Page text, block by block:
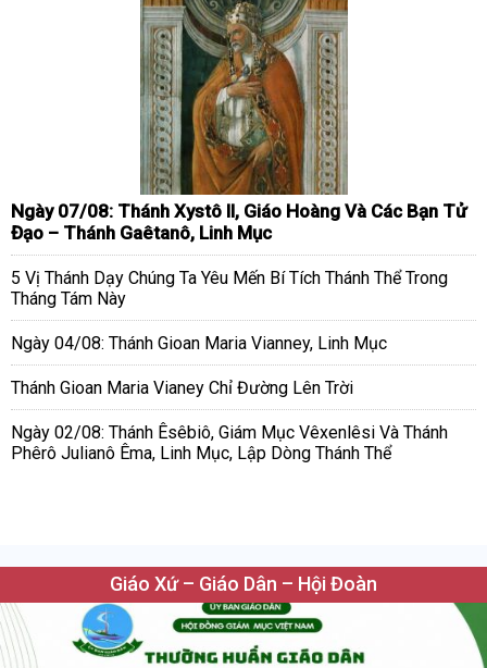
Ngày 07/08: Thánh Xystô II, Giáo Hoàng Và Các Bạn Tử
Đạo – Thánh Gaêtanô, Linh Mục
5 Vị Thánh Dạy Chúng Ta Yêu Mến Bí Tích Thánh Thể Trong
Tháng Tám Này
Ngày 04/08: Thánh Gioan Maria Vianney, Linh Mục
Thánh Gioan Maria Vianey Chỉ Đường Lên Trời
Ngày 02/08: Thánh Êsêbiô, Giám Mục Vêxenlêsi Và Thánh
Phêrô Julianô Êma, Linh Mục, Lập Dòng Thánh Thể
Giáo Xứ – Giáo Dân – Hội Đoàn